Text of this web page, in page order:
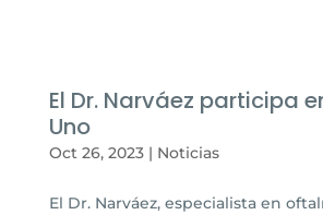
El Dr. Narváez participa
Uno
Oct 26, 2023| Noticias
El Dr. Narváez, especialista en